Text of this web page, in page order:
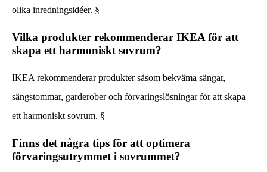
olika inredningsidéer. §
Vilka produkter rekommenderar IKEA för att
skapa ett harmoniskt sovrum?
IKEA rekommenderar produkter såsom bekväma sängar,
sängstommar, garderober och förvaringslösningar för att skapa
ett harmoniskt sovrum. §
Finns det några tips för att optimera
förvaringsutrymmet i sovrummet?